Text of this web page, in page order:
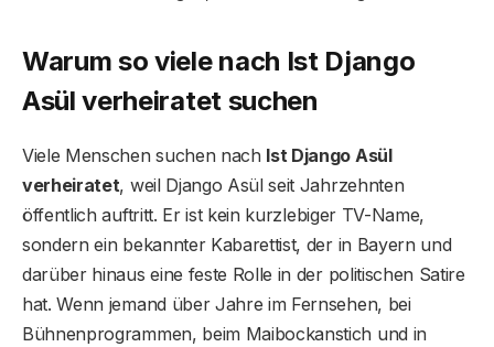
Warum so viele nach Ist Django
Asül verheiratet suchen
Viele Menschen suchen nach Ist Django Asül
verheiratet, weil Django Asül seit Jahrzehnten
öffentlich auftritt. Er ist kein kurzlebiger TV-Name,
sondern ein bekannter Kabarettist, der in Bayern und
darüber hinaus eine feste Rolle in der politischen Satire
hat. Wenn jemand über Jahre im Fernsehen, bei
Bühnenprogrammen, beim Maibockanstich und in